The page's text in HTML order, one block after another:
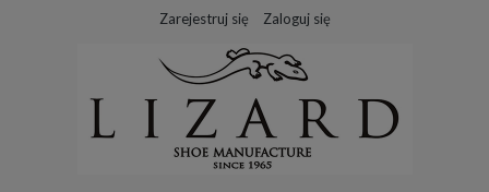
Zarejestruj się Zaloguj się